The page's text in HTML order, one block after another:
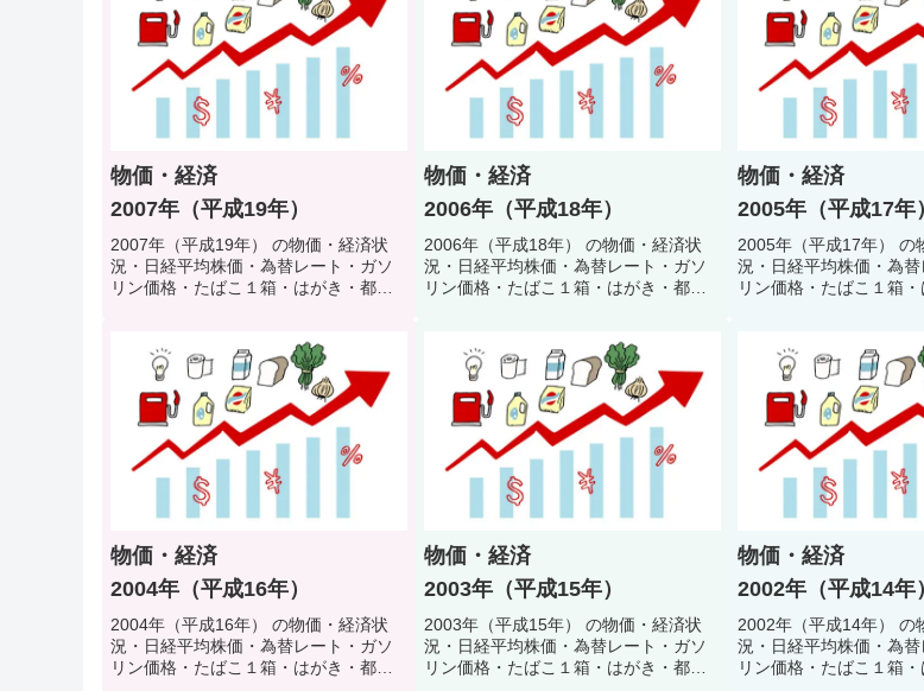
物価・経済
2007年（平成19年）
2007年（平成19年） の物価・経済状
況・日経平均株価・為替レート・ガソ
リン価格・たばこ１箱・はがき・都営
活スタイルを振り返るクイズ
物価・経済
2006年（平成18年）
2006年（平成18年） の物価・経済状
況・日経平均株価・為替レート・ガソ
リン価格・たばこ１箱・はがき・都営
活スタイルを振り返るクイズ
物価・経済
2005年（平成17年）
2005年（平成17年） の
況・日経平均株価・為替
リン価格・たばこ１箱
活スタイルを振り返る
物価・経済
2004年（平成16年）
2004年（平成16年） の物価・経済状
況・日経平均株価・為替レート・ガソ
リン価格・たばこ１箱・はがき・都営
物価・経済
2003年（平成15年）
2003年（平成15年） の物価・経済状
況・日経平均株価・為替レート・ガソ
リン価格・たばこ１箱・はがき・都営
物価・経済
2002年（平成14年）
2002年（平成14年） の
況・日経平均株価・為替
リン価格・たばこ１箱・